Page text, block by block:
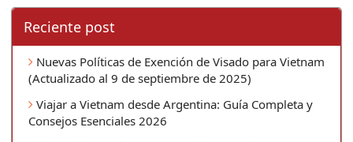
Reciente post
Nuevas Políticas de Exención de Visado para Vietnam
(Actualizado al 9 de septiembre de 2025)
Viajar a Vietnam desde Argentina: Guía Completa y
Consejos Esenciales 2026